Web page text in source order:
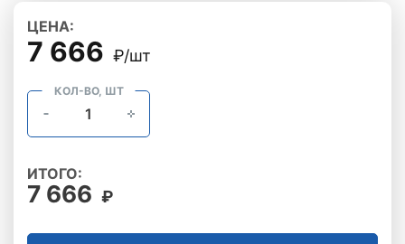
ЦЕНА:
7 666 ₽/шт
КОЛ-ВО, ШТ
ИТОГО:
7 666 ₽